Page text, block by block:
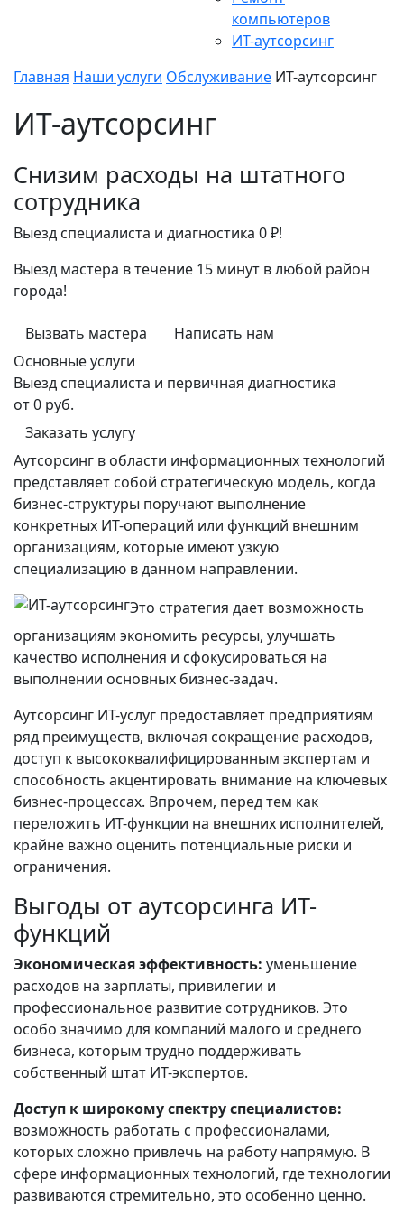
компьютеров
ИТ-аутсорсинг
Главная Наши услуги Обслуживание ИТ-аутсорсинг
ИТ-аутсорсинг
Снизим расходы на штатного
сотрудника
Выезд специалиста и диагностика 0 ₽!
Выезд мастера в течение 15 минут в любой район
города!
Вызвать мастера
Написать нам
Основные услуги
Выезд специалиста и первичная диагностика
от 0 руб.
Заказать услугу
Аутсорсинг в области информационных технологий
представляет собой стратегическую модель, когда
бизнес-структуры поручают выполнение
конкретных ИТ-операций или функций внешним
организациям, которые имеют узкую
специализацию в данном направлении.
Это стратегия дает возможность
организациям экономить ресурсы, улучшать
качество исполнения и сфокусироваться на
выполнении основных бизнес-задач.
Аутсорсинг ИТ-услуг предоставляет предприятиям
ряд преимуществ, включая сокращение расходов,
доступ к высококвалифицированным экспертам и
способность акцентировать внимание на ключевых
бизнес-процессах. Впрочем, перед тем как
переложить ИТ-функции на внешних исполнителей,
крайне важно оценить потенциальные риски и
ограничения.
Выгоды от аутсорсинга ИТ-
функций
Экономическая эффективность: уменьшение
расходов на зарплаты, привилегии и
профессиональное развитие сотрудников. Это
особо значимо для компаний малого и среднего
бизнеса, которым трудно поддерживать
собственный штат ИТ-экспертов.
Доступ к широкому спектру специалистов:
возможность работать с профессионалами,
которых сложно привлечь на работу напрямую. В
сфере информационных технологий, где технологии
развиваются стремительно, это особенно ценно.